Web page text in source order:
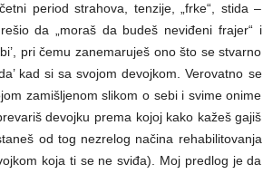
period strahova, tenzije, „frke“, stida –
da „moraš da budeš neviđeni frajer“ i
pri čemu zanemaruješ ono što se stvarno
kad si sa svojom devojkom. Verovatno se
zamišljenom slikom o sebi i svime onime
devojku prema kojoj kako kažeš gajiš
od tog nezrelog načina rehabilitovanja
koja ti se ne sviđa). Moj predlog je da